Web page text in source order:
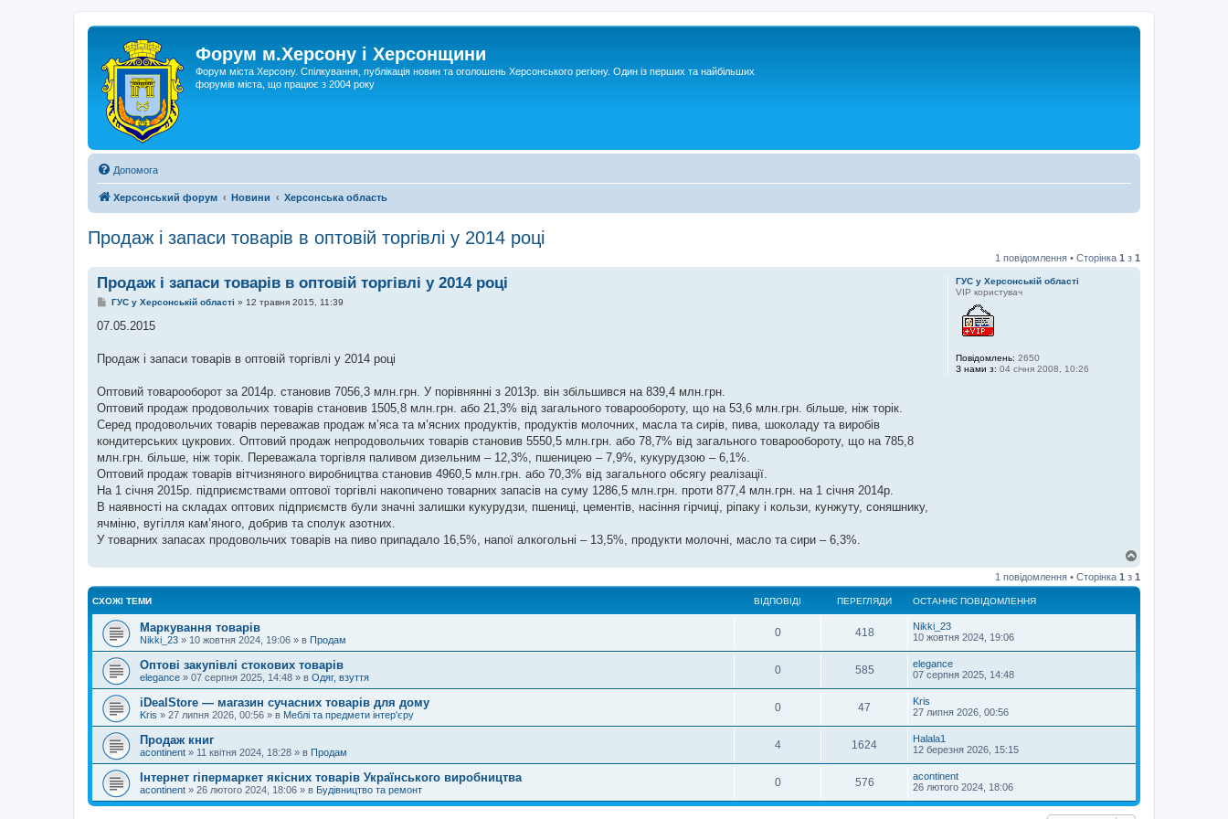
Форум м.Херсону і Херсонщини
Форум міста Херсону. Спілкування, публікація новин та оголошень Херсонського регіону. Один із перших та найбільших
форумів міста, що працює з 2004 року
Допомога
Херсонський форум Новини Херсонська область
Продаж і запаси товарів в оптовій торгівлі у 2014 році
1 повідомлення • Сторінка 1 з 1
ГУС у Херсонській області
VIP користувач
Повідомлень: 2650
З нами з: 04 січня 2008, 10:26
Продаж і запаси товарів в оптовій торгівлі у 2014 році
П
в
о
е
н
я
ГУС у Херсонській області » 12 травня 2015, 11:39
07.05.2015
Продаж і запаси товарів в оптовій торгівлі у 2014 році
Оптовий товарооборот за 2014р. становив 7056,3 млн.грн. У порівнянні з 2013р. він збільшився на 839,4 млн.грн.
Оптовий продаж продовольчих товарів становив 1505,8 млн.грн. або 21,3% від загального товарообороту, що на 53,6 млн.грн. більше, ніж торік.
Серед продовольчих товарів переважав продаж м’яса та м’ясних продуктів, продуктів молочних, масла та сирів, пива, шоколаду та виробів
кондитерських цукрових. Оптовий продаж непродовольчих товарів становив 5550,5 млн.грн. або 78,7% від загального товарообороту, що на 785,8
млн.грн. більше, ніж торік. Переважала торгівля паливом дизельним – 12,3%, пшеницею – 7,9%, кукурудзою – 6,1%.
Оптовий продаж товарів вітчизняного виробництва становив 4960,5 млн.грн. або 70,3% від загального обсягу реалізації.
На 1 січня 2015р. підприємствами оптової торгівлі накопичено товарних запасів на суму 1286,5 млн.грн. проти 877,4 млн.грн. на 1 січня 2014р.
В наявності на складах оптових підприємств були значні залишки кукурудзи, пшениці, цементів, насіння гірчиці, ріпаку і кользи, кунжуту, соняшнику,
ячміню, вугілля кам’яного, добрив та сполук азотних.
У товарних запасах продовольчих товарів на пиво припадало 16,5%, напої алкогольні – 13,5%, продукти молочні, масло та сири – 6,3%.
г
о
1 повідомлення • Сторінка 1 з 1
СХОЖІ ТЕМИ ВІДПОВІДІ ПЕРЕГЛЯДИ ОСТАННЄ ПОВІДОМЛЕННЯ
Маркування товарів
Nikki_23 » 10 жовтня 2024, 19:06 » в Продам
0 418
Nikki_23
10 жовтня 2024, 19:06
Оптові закупівлі стокових товарів
elegance » 07 серпня 2025, 14:48 » в Одяг, взуття
0 585
elegance
07 серпня 2025, 14:48
iDealStore — магазин сучасних товарів для дому
Kris » 27 липня 2026, 00:56 » в Меблі та предмети інтер'єру
0 47
Kris
27 липня 2026, 00:56
Продаж книг
acontinent » 11 квітня 2024, 18:28 » в Продам
4 1624
Halala1
12 березня 2026, 15:15
Інтернет гіпермаркет якісних товарів Українського виробництва
acontinent » 26 лютого 2024, 18:06 » в Будівництво та ремонт
0 576
acontinent
26 лютого 2024, 18:06